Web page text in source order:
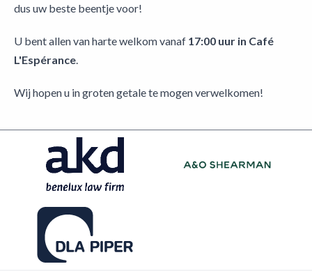
dus uw beste beentje voor!
U bent allen van harte welkom vanaf 17:00 uur in Café
L'Espérance
Wij hopen u in groten getale te mogen verwelkomen!